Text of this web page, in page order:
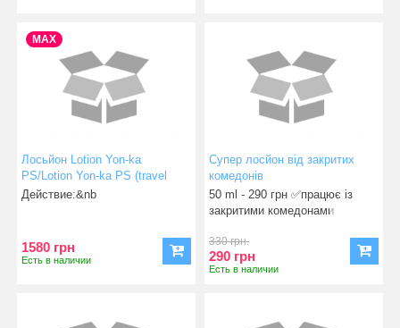
MAX
Лосьйон Lotion Yon-ka
PS/Lotion Yon-ka PS (travel
size 50 ml)
Действие:&nb
1580 грн
Есть в наличии
Супер лосйон від закритих
комедонів
50 ml - 290 грн ✅працює із
закритими комедонами
330 грн.
290 грн
Есть в наличии